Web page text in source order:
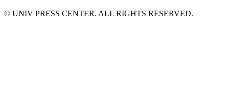
© UNIV PRESS CENTER. ALL RIGHTS RESERVED.